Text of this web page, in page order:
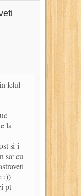
felul
la
si-i
sat cu
:))
pt